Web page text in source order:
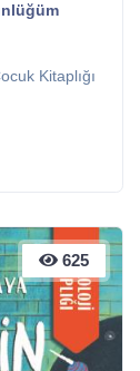
Kitaplığı
625
625